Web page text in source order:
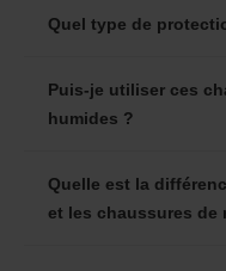
Quel type de
Puis-je utiliser ces
humides ?
Quelle est la
et les chaussures de